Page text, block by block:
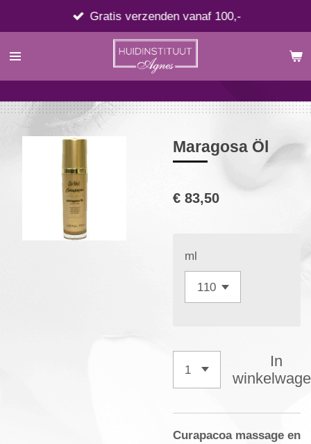
direct
naar
Gratis verzenden vanaf 100,-
Maragosa Öl
€ 83,50
ml
In
Curapacoa massage en